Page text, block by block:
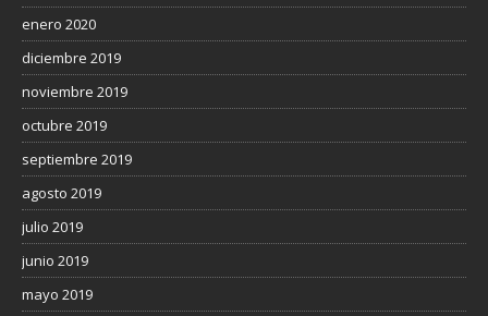
enero 2020
diciembre 2019
noviembre 2019
octubre 2019
septiembre 2019
agosto 2019
julio 2019
junio 2019
mayo 2019